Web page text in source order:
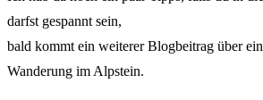
darfst gespannt sein,
bald kommt ein weiterer Blogbeitrag über
Wanderung im Alpstein.